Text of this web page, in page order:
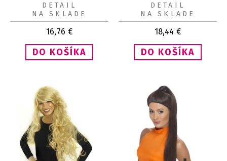
16,76 €
DETAIL
NA SKLADE
18,44 €
DETAIL
NA SKLADE